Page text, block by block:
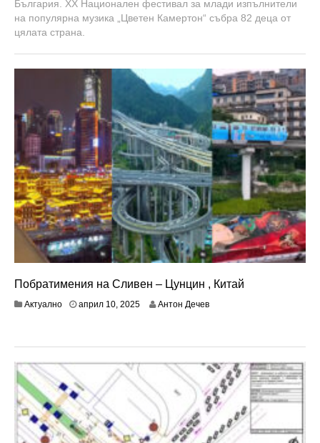
България. XX Национален фестивал за млади изпълнители
на популярна музика „Цветен Камертон“ събра 82 деца от
цялата страна.
Побратимения на Сливен – Цунцин , Китай
Актуално април 10, 2025а
1
0
,
0
5
Антон Дечев